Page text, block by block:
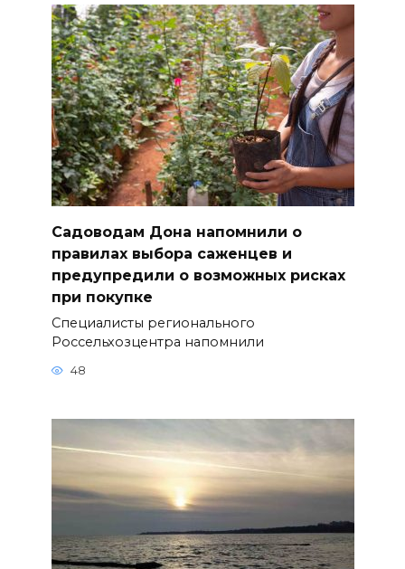
Садоводам Дона напомнили о
правилах выбора саженцев и
предупредили о возможных рисках
при покупке
Специалисты регионального
Россельхозцентра напомнили
48